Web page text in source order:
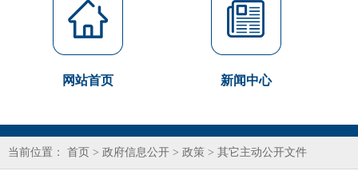
网站首页 新闻中心
当前位置： 首页 > 政府信息公开 > 政策 > 其它主动公开文件